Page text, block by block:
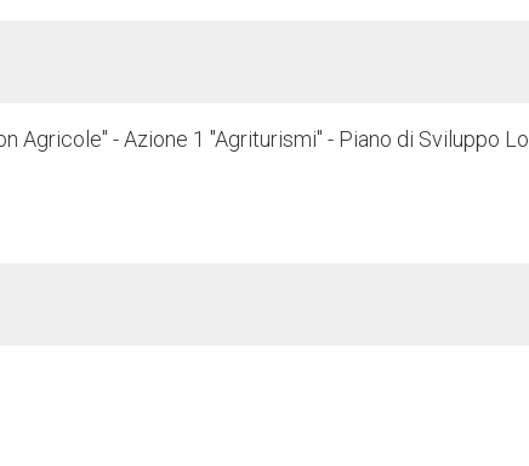
Agricole" - Azione 1 "Agriturismi" - Piano di Sviluppo